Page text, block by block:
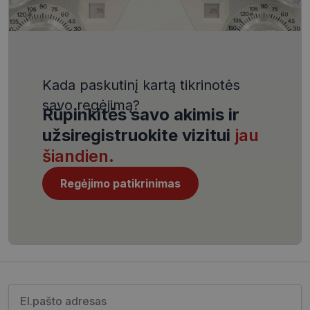
Kada paskutinį kartą tikrinotės
savo regėjimą?
Rūpinkitės savo akimis ir
užsiregistruokite vizitui jau
šiandien.
Regėjimo patikrinimas
VISITOR_PRIVACY_METADATA
YouTube
.youtube.com
5 mėnesiai
4 savaitės
CookieScriptConsent
CookieScript
www.visionexpress.lt
_tt_enable_cookie